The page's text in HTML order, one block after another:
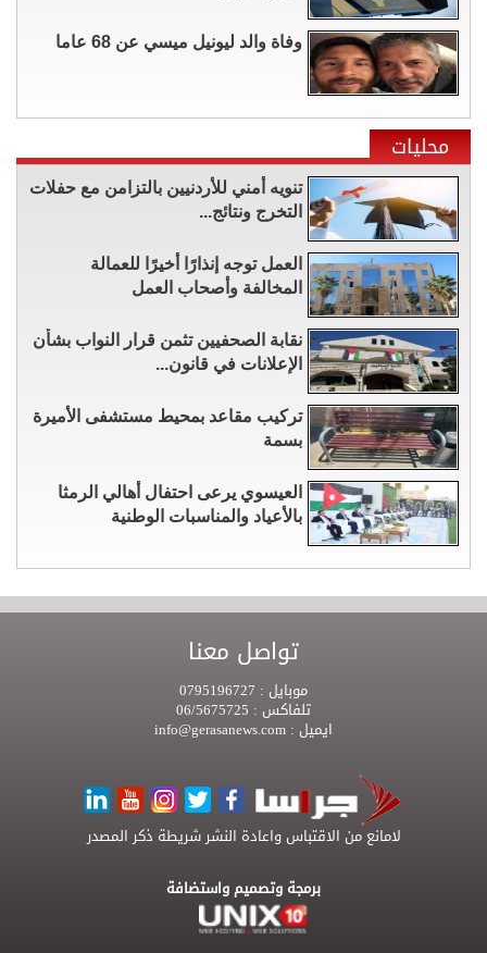
وفاة والد ليونيل ميسي عن 68 عاما
محليات
تنويه أمني للأردنيين بالتزامن مع حفلات
التخرج ونتائج...
العمل توجه إنذارًا أخيرًا للعمالة
المخالفة وأصحاب العمل
نقابة الصحفيين تثمن قرار النواب بشأن
الإعلانات في قانون...
تركيب مقاعد بمحيط مستشفى الأميرة
بسمة
العيسوي يرعى احتفال أهالي الرمثا
بالأعياد والمناسبات الوطنية
تواصل معنا
موبايل :
تلفاكس :
ايميل :
لامانع من الاقتباس واعادة النشر شريطة ذكر المصدر
برمجة وتصميم واستضافة